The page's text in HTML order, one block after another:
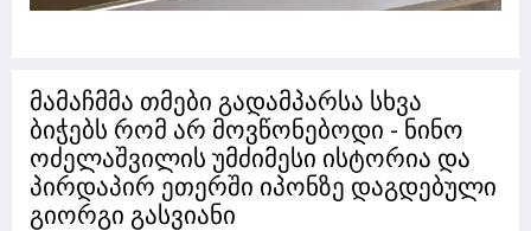
მამაჩმმა თმები გადამპარსა სხვა
ბიჭებს რომ არ მოვწონებოდი - ნინო
ოძელაშვილის უმძიმესი ისტორია და
პირდაპირ ეთერში იპონზე დაგდებული
გიორგი გასვიანი